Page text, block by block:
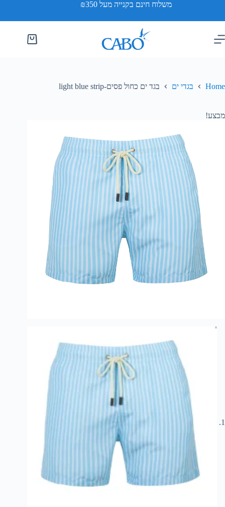
משלוח חינם בקנייה מעל ₪350
Home בגדי ים בגד ים כחול פסים-light blue strip
מבצע!